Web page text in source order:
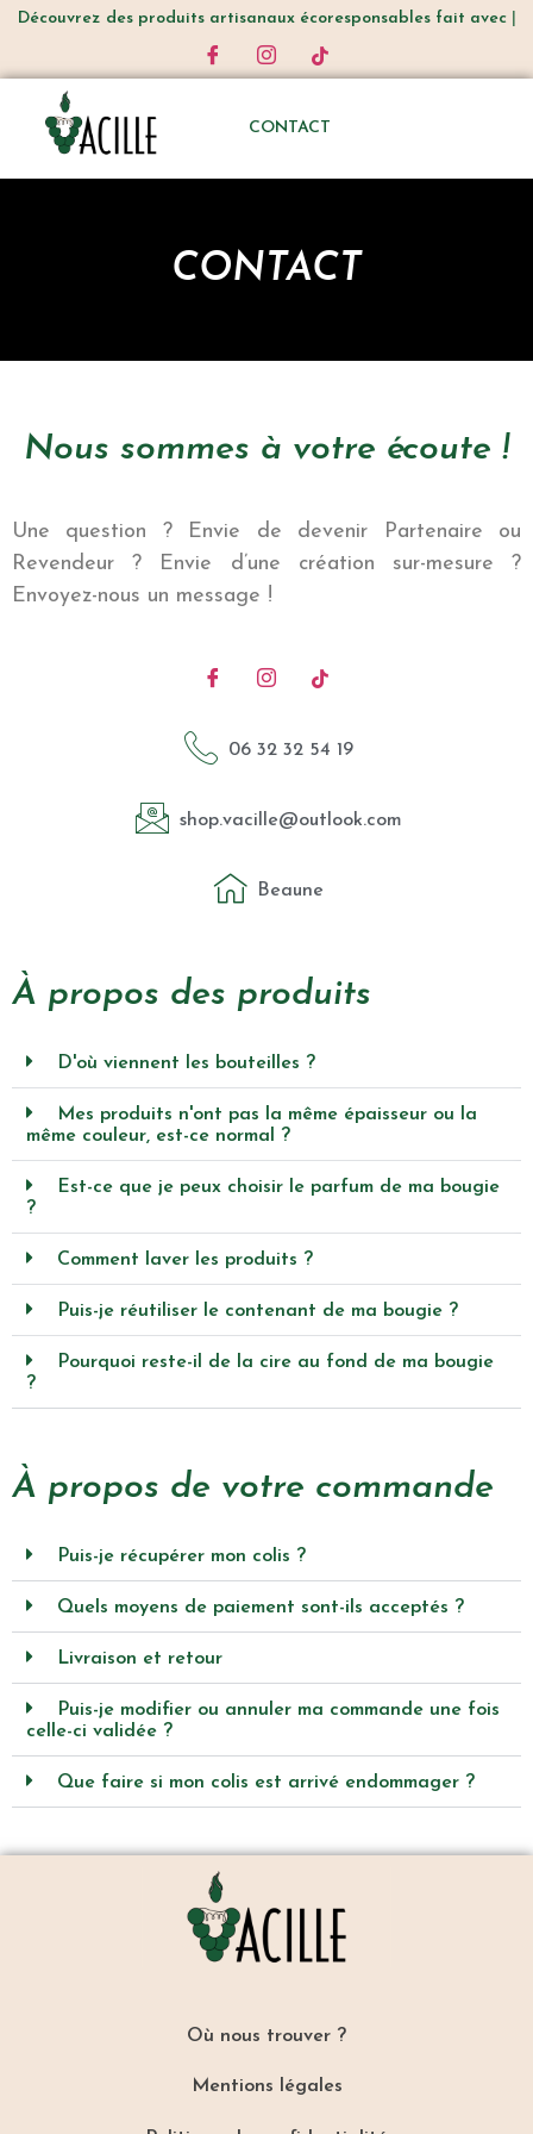
Découvrez des produits artisanaux écoresponsables fait avec am
CONTACT
CONTACT
Nous sommes à votre écoute !
Une question ? Envie de devenir Partenaire ou
Revendeur ? Envie d’une création sur-mesure ?
Envoyez-nous un message !
06 32 32 54 19
shop.vacille@outlook.com
Beaune
À propos des produits
D'où viennent les bouteilles ?
Mes produits n'ont pas la même épaisseur ou la
même couleur, est-ce normal ?
Est-ce que je peux choisir le parfum de ma bougie
?
Comment laver les produits ?
Puis-je réutiliser le contenant de ma bougie ?
Pourquoi reste-il de la cire au fond de ma bougie
?
À propos de votre commande
Puis-je récupérer mon colis ?
Quels moyens de paiement sont-ils acceptés ?
Livraison et retour
Puis-je modifier ou annuler ma commande une fois
celle-ci validée ?
Que faire si mon colis est arrivé endommager ?
Où nous trouver ?
Mentions légales